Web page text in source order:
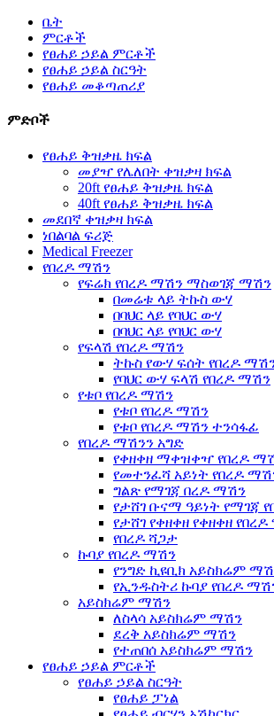
ቤት
ምርቶች
የፀሐይ ኃይል ምርቶች
የፀሐይ ኃይል ስርዓት
የፀሐይ መቆጣጠሪያ
ምድቦች
የፀሐይ ቅዝቃዜ ክፍል
መያዣ የሌለበት ቀዝቃዛ ክፍል
20ft የፀሐይ ቅዝቃዜ ክፍል
40ft የፀሐይ ቅዝቃዜ ክፍል
መደበኛ ቀዝቃዛ ክፍል
ነበልባል ፍሪጅ
Medical Freezer
የበረዶ ማሽን
የፍሬክ የበረዶ ማሽን ማስወገጃ ማሽን
በመሬቱ ላይ ትኩስ ውሃ
በባህር ላይ የባህር ውሃ
በባህር ላይ የባህር ውሃ
የፍላሽ የበረዶ ማሽን
ትኩስ የውሃ ፍሰት የበረዶ
የባህር ውሃ ፍላሽ የበረዶ ማሽን
የቱቦ የበረዶ ማሽን
የቱቦ የበረዶ ማሽን
የቱቦ የበረዶ ማሽን ተንሳፋፊ
የበረዶ ማሽንን አግድ
የቀዘቀዘ ማቀዝቀዣ የበረዶ
የመተንፈሻ አይነት የበረዶ
ግልጽ የማገጃ በረዶ ማሽን
የታሸገ ቡናማ ዓይነት የማገጃ
የታሸገ የቀዘቀዘ የቀዘቀዘ
የበረዶ ሻጋታ
ኩባያ የበረዶ ማሽን
የንግድ ኪዩቢክ አይስክሬም
የኢንዱስትሪ ኩባያ የበረዶ
አይስክሬም ማሽን
ለስላሳ አይስክሬም ማሽን
ደረቅ አይስክሬም ማሽን
የተጠበሰ አይስክሬም ማሽን
የፀሐይ ኃይል ምርቶች
የፀሐይ ኃይል ስርዓት
የፀሐይ ፓነል